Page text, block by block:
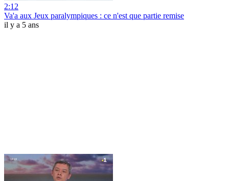
2:12
Va'a aux Jeux paralympiques : ce n'est que partie remise
il y a 5 ans